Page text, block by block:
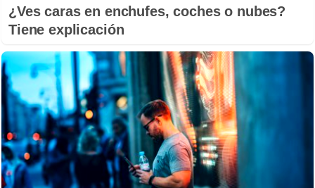
¿Ves caras en enchufes, coches o nubes?
Tiene explicación